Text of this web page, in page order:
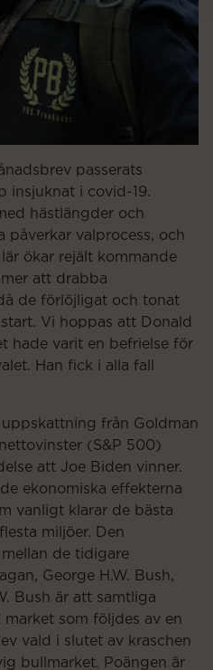
passerats
insjuknat i covid-19.
hästlängder och
påverkar valprocess, och
ökar rejält kommande
att drabba
de förlöjligat och tonat
Vi hoppas att Donald
hade varit en befrielse för
Han fick i alla fall
från Goldman
(S&P 500)
att Joe Biden vinner.
ekonomiska effekterna
vanligt klarar de bästa
miljöer. Den
de tidigare
George H.W. Bush,
Bush är att samtliga
som följdes av en
vald i slutet av kraschen
bullmarket. Poängen är